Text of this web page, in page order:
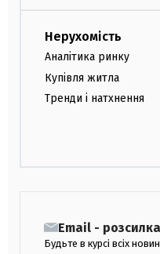
Нерухомість
Аналітика ринку
Купівля житла
Тренди і натхнення
Email - розсилка
Будьте в курсі всіх